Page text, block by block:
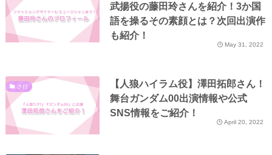
武揚役の藤田玲さんを紹介！3か国
語を操るその素顔とは？次回出演作
も紹介！
May 31, 2022
さ行
【人狼ハイラム役】澤田拓郎さん！
舞台ガンダム00出演情報や公式
SNS情報をご紹介！
April 20, 2022